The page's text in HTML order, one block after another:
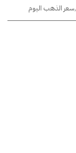
,سعر الذهب اليوم